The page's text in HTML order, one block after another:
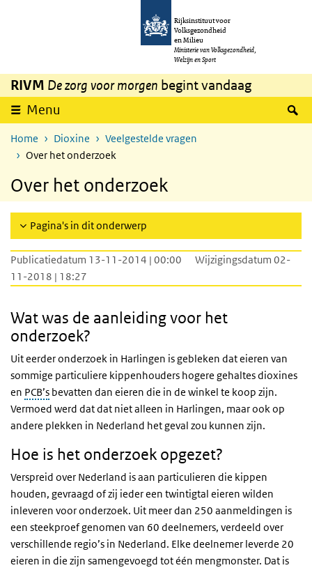
Overslaan en naar de inhoud gaan
Rijksinstituut voor
Volksgezondheid
en Milieu
Ministerie van Volksgezondheid,
Welzijn en Sport
RIVM De zorg voor morgen begint vandaag
Menu
Home Dioxine
Veelgestelde vragen
Over het onderzoek
Over het onderzoek
Pagina's in dit onderwerp
Publicatiedatum 13-11-2014 | 00:00
Wijzigingsdatum 02-
11-2018 | 18:27
Wat was de aanleiding voor het
onderzoek?
Uit eerder onderzoek in Harlingen is gebleken dat eieren van
sommige particuliere kippenhouders hogere gehaltes dioxines
en PCB’s bevatten dan eieren die in de winkel te koop zijn.
Vermoed werd dat dat niet alleen in Harlingen, maar ook op
andere plekken in Nederland het geval zou kunnen zijn.
Hoe is het onderzoek opgezet?
Verspreid over Nederland is aan particulieren die kippen
houden, gevraagd of zij ieder een twintigtal eieren wilden
inleveren voor onderzoek. Uit meer dan 250 aanmeldingen is
een steekproef genomen van 60 deelnemers, verdeeld over
verschillende regio’s in Nederland. Elke deelnemer leverde 20
eieren in die zijn samengevoegd tot één mengmonster. Dat is